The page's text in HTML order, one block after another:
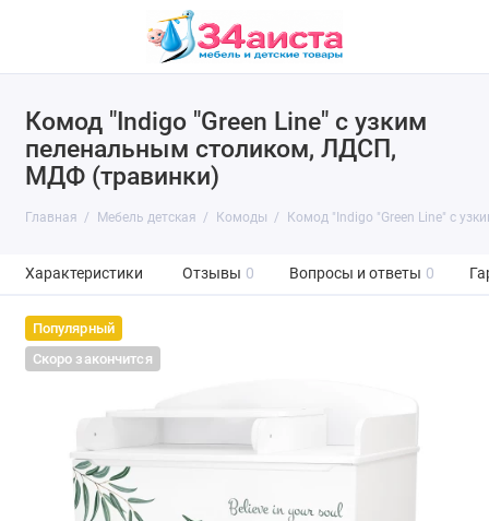
Комод "Indigo "Green Line" с узким
пеленальным столиком, ЛДСП,
МДФ (травинки)
Главная Мебель детская Комоды Комод "Indigo "Green Line" с
Характеристики Отзывы 0 Вопросы и ответы 0
Популярный
Скоро закончится